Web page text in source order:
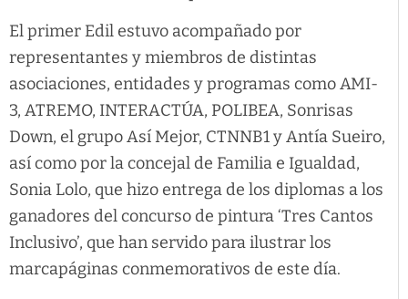
El primer Edil estuvo acompañado por
representantes y miembros de distintas
asociaciones, entidades y programas como AMI-
3, ATREMO, INTERACTÚA, POLIBEA, Sonrisas
Down, el grupo Así Mejor, CTNNB1 y Antía Sueiro,
así como por la concejal de Familia e Igualdad,
Sonia Lolo, que hizo entrega de los diplomas a los
ganadores del concurso de pintura ‘Tres Cantos
Inclusivo’, que han servido para ilustrar los
marcapáginas conmemorativos de este día.